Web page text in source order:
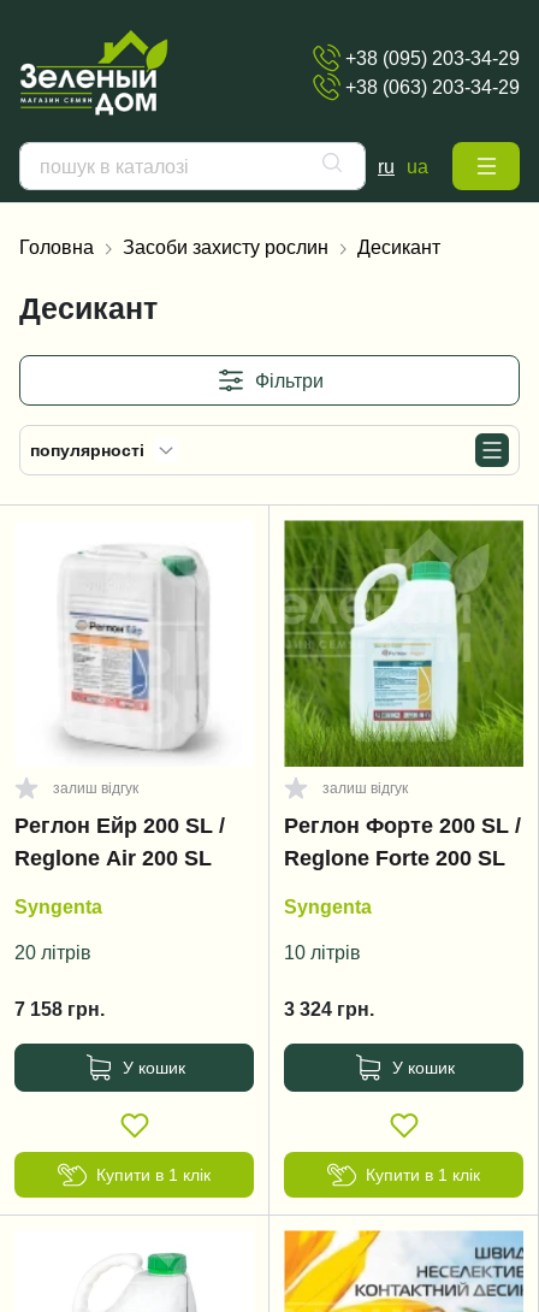
+38 (095) 203-34-29
+38 (063) 203-34-29
ru ua
Головна Засоби захисту рослин Десикант
Десикант
Фільтри
популярності
залиш відгук
Реглон Ейр 200 SL /
Reglone Air 200 SL
Syngenta
20 літрів
7 158 грн.
У кошик
Купити в 1 клік
залиш відгук
Реглон Форте 200 SL /
Reglone Forte 200 SL
Syngenta
10 літрів
3 324 грн.
У кошик
Купити в 1 клік